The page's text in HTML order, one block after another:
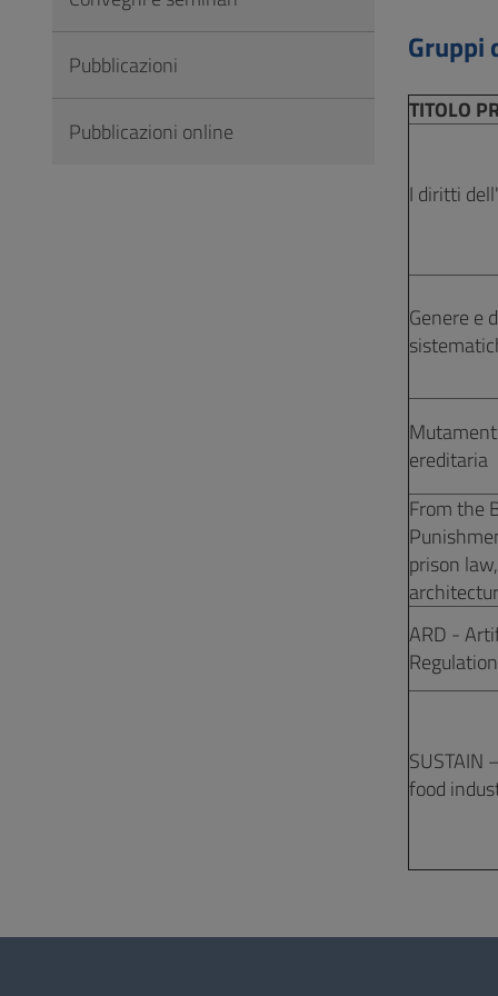
Footer
Gruppi
TITOLO
I diritti
Genere e
ereditaria
From the
prison
ARD -
SUSTAIN
food
Pubblicazioni
Pubblicazioni online
Questionario